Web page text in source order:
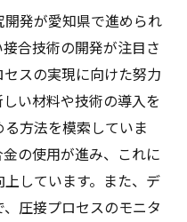
発が愛知県で進められ
合技術の開発が注目さ
スの実現に向けた努力
い材料や技術の導入を
方法を模索していま
の使用が進み、これに
しています。また、デ
圧接プロセスのモニタ